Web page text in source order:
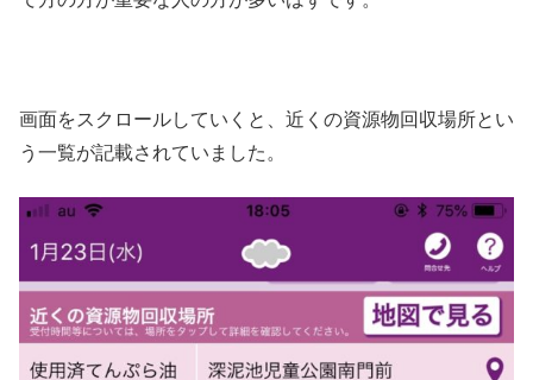
画面をスクロールしていくと、近くの資源物回収場所とい
う一覧が記載されていました。